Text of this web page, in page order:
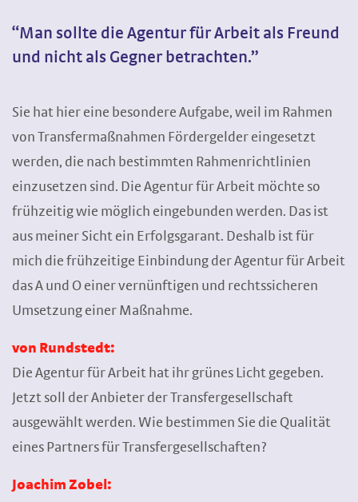
“Man sollte die Agentur für Arbeit als Freund
und nicht als Gegner betrachten.”
Sie hat hier eine besondere Aufgabe, weil im Rahmen
von Transfermaßnahmen Fördergelder eingesetzt
werden, die nach bestimmten Rahmenrichtlinien
einzusetzen sind. Die Agentur für Arbeit möchte so
frühzeitig wie möglich eingebunden werden. Das ist
aus meiner Sicht ein Erfolgsgarant. Deshalb ist für
mich die frühzeitige Einbindung der Agentur für Arbeit
das A und O einer vernünftigen und rechtssicheren
Umsetzung einer Maßnahme.
von Rundstedt:
Die Agentur für Arbeit hat ihr grünes Licht gegeben.
Jetzt soll der Anbieter der Transfergesellschaft
ausgewählt werden. Wie bestimmen Sie die Qualität
eines Partners für Transfergesellschaften?
Joachim Zobel: